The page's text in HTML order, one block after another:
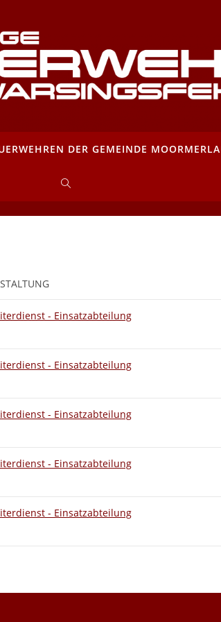
DER GEMEINDE
WEBSITE-
SUCHE
- Einsatzabteilung
- Einsatzabteilung
- Einsatzabteilung
- Einsatzabteilung
- Einsatzabteilung